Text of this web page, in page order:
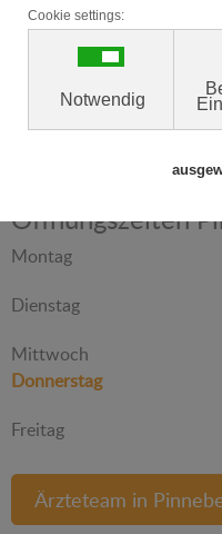
Öffnungszeiten
Montag
Dienstag
Mittwoch
Donnerstag
Freitag
Ärzteteam in